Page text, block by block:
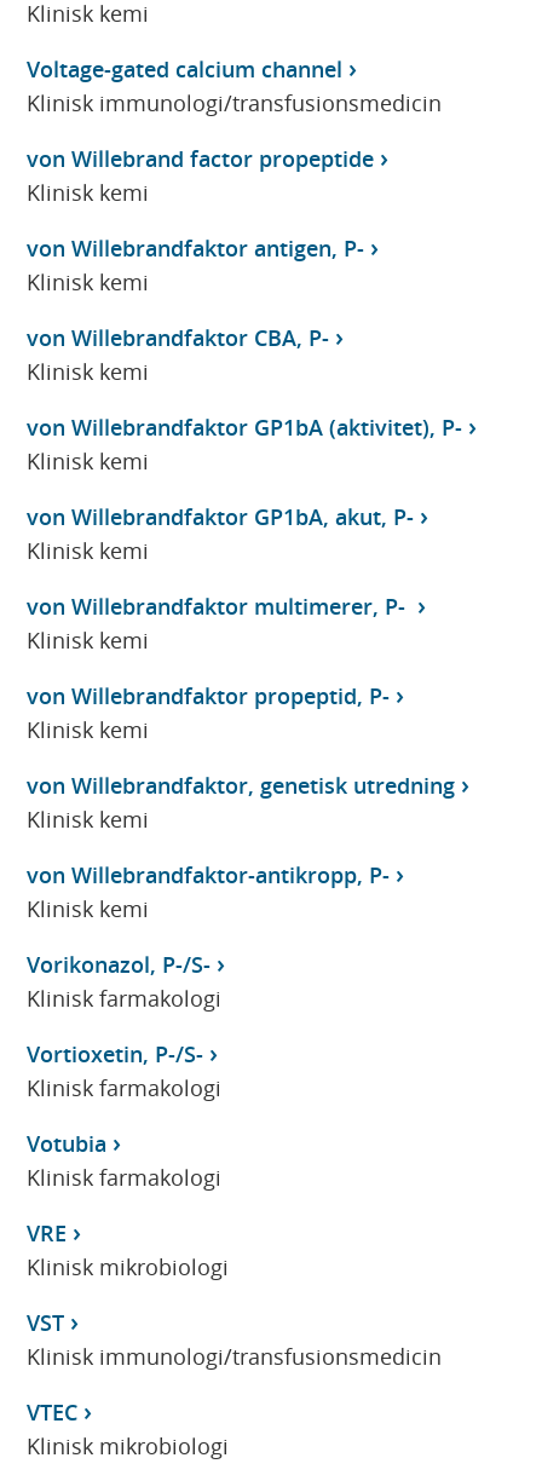
Klinisk kemi
Voltage-gated calcium channel
Klinisk immunologi/transfusionsmedicin
von Willebrand factor propeptide
Klinisk kemi
von Willebrandfaktor antigen, P-
Klinisk kemi
von Willebrandfaktor CBA, P-
Klinisk kemi
von Willebrandfaktor GP1bA (aktivitet), P-
Klinisk kemi
von Willebrandfaktor GP1bA, akut, P-
Klinisk kemi
von Willebrandfaktor multimerer, P-
Klinisk kemi
von Willebrandfaktor propeptid, P-
Klinisk kemi
von Willebrandfaktor, genetisk utredning
Klinisk kemi
von Willebrandfaktor-antikropp, P-
Klinisk kemi
Vorikonazol, P-/S-
Klinisk farmakologi
Vortioxetin, P-/S-
Klinisk farmakologi
Votubia
Klinisk farmakologi
VRE
Klinisk mikrobiologi
VST
Klinisk immunologi/transfusionsmedicin
VTEC
Klinisk mikrobiologi